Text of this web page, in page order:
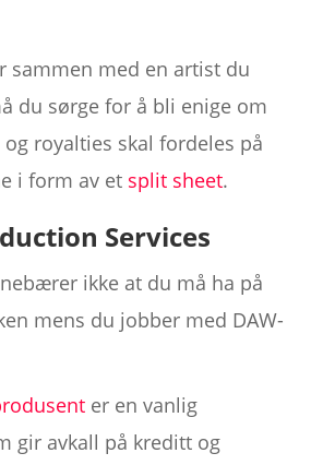
sammen med en artist du
du sørge for å bli enige om
royalties skal fordeles på
i form av et split sheet.
Services
ikke at du må ha på
mens du jobber med DAW-
er en vanlig
gir avkall på kreditt og